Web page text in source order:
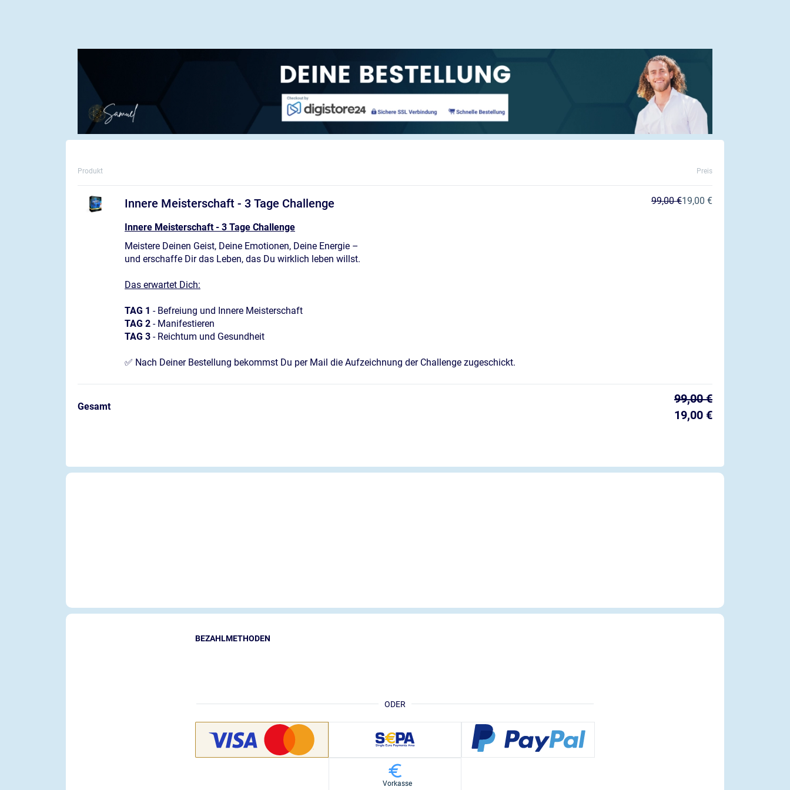
Produkt Preis
Innere Meisterschaft - 3 Tage Challenge
Innere Meisterschaft - 3 Tage Challenge
Meistere Deinen Geist, Deine Emotionen, Deine Energie –
und erschaffe Dir das Leben, das Du wirklich leben willst.
Das erwartet Dich:
TAG 1 - Befreiung und Innere Meisterschaft
TAG 2 - Manifestieren
TAG 3 - Reichtum und Gesundheit
✅ Nach Deiner Bestellung bekommst Du per Mail die Aufzeichnung der Challenge zugeschickt.
99,00 €19,00 €
Gesamt
99,00 €
19,00 €
ODER
BEZAHLMETHODEN
Vorkasse